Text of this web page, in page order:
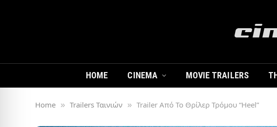
HOME CINEMA MOVIE TRAILERS
Home » Trailers Ταινιών » Trailer Από Το Θρίλερ Τρόμου “Heel”